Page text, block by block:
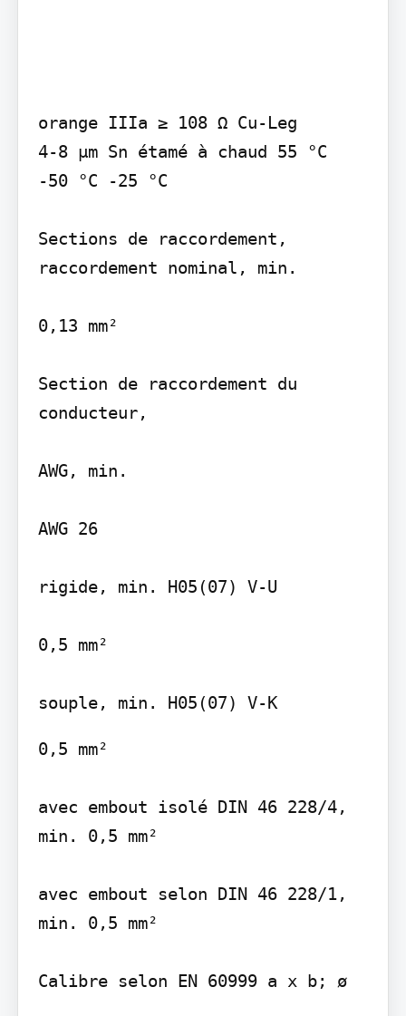
orange IIIa ≥ 108 Ω Cu-Leg
4-8 µm Sn étamé à chaud 55 °C
-50 °C -25 °C
Sections de raccordement,
raccordement nominal, min.
0,13 mm²
Section de raccordement du
conducteur,
AWG, min.
AWG 26
rigide, min. H05(07) V-U
0,5 mm²
souple, min. H05(07) V-K
0,5 mm²
avec embout isolé DIN 46 228/4,
min. 0,5 mm²
avec embout selon DIN 46 228/1,
min. 0,5 mm²
Calibre selon EN 60999 a x b; ø